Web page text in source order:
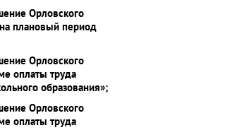
Орловского
плановый период
Орловского
оплаты труда
образования»;
Орловского
оплаты труда